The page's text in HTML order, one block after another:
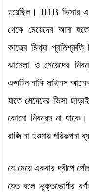
হয়েছিল । H1B ভিসার
থেকে মেয়েদের আনা
কাজের মিথ্যা প্রতিশ্রুতি
ঝামেলা ও মেয়েদের
এপ্সটিন নাকি মাইলস
যাতে মেয়েদের ভিসা
কোনো নিবন্ধন না থাকে।
রাজি না হওয়ায় পরিকল্পনা
যে মেয়ে একবার দ্বীপে
যেত বলে ভুক্তভোগীর